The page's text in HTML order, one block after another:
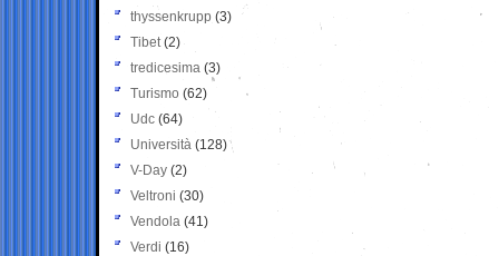
thyssenkrupp (3)
Tibet(2)
tredicesima (3)
Turismo (62)
Udc (64)
Università (128)
V-Day (2)
Veltroni (30)
Vendola (41)
Verdi (16)